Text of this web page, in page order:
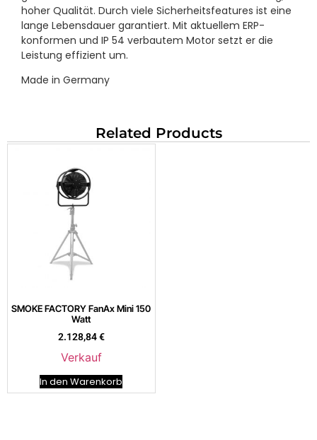
hoher Qualität. Durch viele Sicherheitsfeatures ist eine
lange Lebensdauer garantiert. Mit aktuellem ERP-
konformen und IP 54 verbautem Motor setzt er die
Leistung effizient um.
Made in Germany
Related Products
SMOKE FACTORY FanAx Mini 150
Watt
2.128,84€
Verkauf
In den Warenkorb